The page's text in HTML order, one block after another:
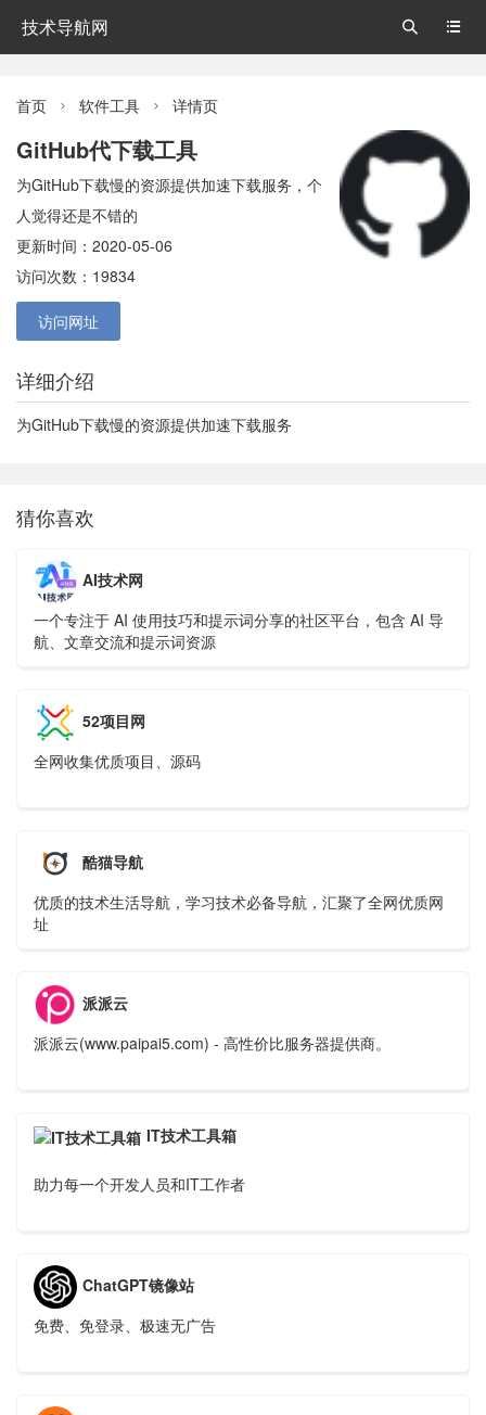
技术导航网 

首页  软件工具  详情页
GitHub代下载工具
为GitHub下载慢的资源提供加速下载服务，个
人觉得还是不错的
更新时间：2020-05-06
访问次数：19834
访问网址
详细介绍
为GitHub下载慢的资源提供加速下载服务
猜你喜欢
AI技术网
一个专注于 AI 使用技巧和提示词分享的社区平台，包含 AI 导
航、文章交流和提示词资源
52项目网
全网收集优质项目、源码
酷猫导航
优质的技术生活导航，学习技术必备导航，汇聚了全网优质网
址
派派云
派派云(www.paipai5.com) - 高性价比服务器提供商。
IT技术工具箱
助力每一个开发人员和IT工作者
ChatGPT镜像站
免费、免登录、极速无广告